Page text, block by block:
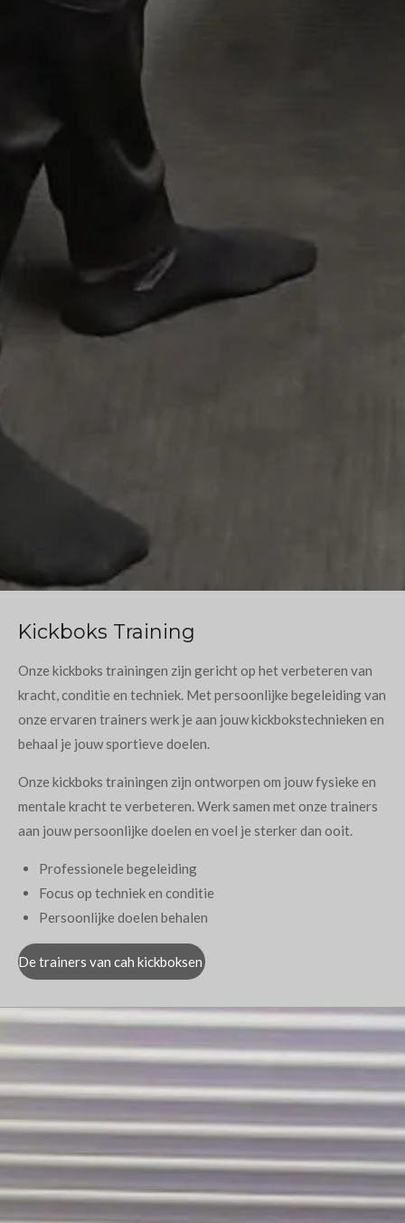
Kickboks Training
Onze kickboks trainingen zijn gericht op het verbeteren van
kracht, conditie en techniek. Met persoonlijke begeleiding van
onze ervaren trainers werk je aan jouw kickbokstechnieken en
behaal je jouw sportieve doelen.
Onze kickboks trainingen zijn ontworpen om jouw fysieke en
mentale kracht te verbeteren. Werk samen met onze trainers
aan jouw persoonlijke doelen en voel je sterker dan ooit.
Professionele begeleiding
Focus op techniek en conditie
Persoonlijke doelen behalen
De trainers van cah kickboksen